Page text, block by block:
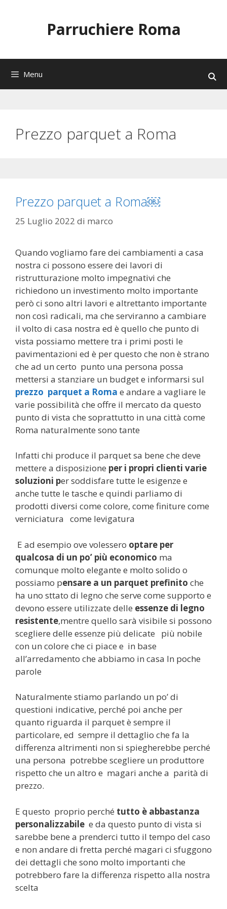
Parruchiere Roma
Menu
Prezzo parquet a Roma
Prezzo parquet a Roma￼
25 Luglio 2022 di marco
Quando vogliamo fare dei cambiamenti a casa
nostra ci possono essere dei lavori di
ristrutturazione molto impegnativi che
richiedono un investimento molto importante
però ci sono altri lavori e altrettanto importante
non così radicali, ma che serviranno a cambiare
il volto di casa nostra ed è quello che punto di
vista possiamo mettere tra i primi posti le
pavimentazioni ed è per questo che non è strano
che ad un certo punto una persona possa
mettersi a stanziare un budget e informarsi sul
prezzo parquet a Roma e andare a vagliare le
varie possibilità che offre il mercato da questo
punto di vista che soprattutto in una città come
Roma naturalmente sono tante
Infatti chi produce il parquet sa bene che deve
mettere a disposizione per i propri clienti varie
soluzioni per soddisfare tutte le esigenze e
anche tutte le tasche e quindi parliamo di
prodotti diversi come colore, come finiture come
verniciatura come levigatura
E ad esempio ove volessero optare per
qualcosa di un po’ più economico ma
comunque molto elegante e molto solido o
possiamo pensare a un parquet prefinito che
ha uno sttato di legno che serve come supporto e
devono essere utilizzate delle essenze di legno
resistente,mentre quello sarà visibile si possono
scegliere delle essenze più delicate più nobile
con un colore che ci piace e in base
all’arredamento che abbiamo in casa In poche
parole
Naturalmente stiamo parlando un po’ di
questioni indicative, perché poi anche per
quanto riguarda il parquet è sempre il
particolare, ed sempre il dettaglio che fa la
differenza altrimenti non si spiegherebbe perché
una persona potrebbe scegliere un produttore
rispetto che un altro e magari anche a parità di
prezzo.
E questo proprio perché tutto è abbastanza
personalizzabile e da questo punto di vista si
sarebbe bene a prenderci tutto il tempo del caso
e non andare di fretta perché magari ci sfuggono
dei dettagli che sono molto importanti che
potrebbero fare la differenza rispetto alla nostra
scelta